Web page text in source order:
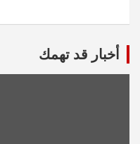
أخبار قد تهمك